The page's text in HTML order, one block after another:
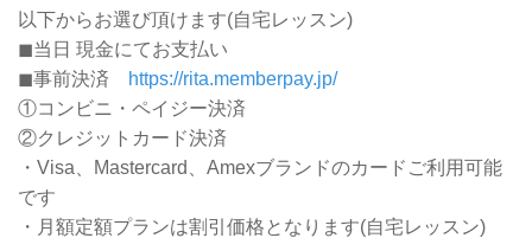
以下からお選び頂けます(自宅レッスン)
◼当日 現金にてお支払い
◼事前決済
https://rita.memberpay.jp/
①コンビニ・ペイジー決済
②クレジットカード決済
・Visa、Mastercard、Amexブランドのカードご利用可能
です
・月額定額プランは割引価格となります(自宅レッスン)